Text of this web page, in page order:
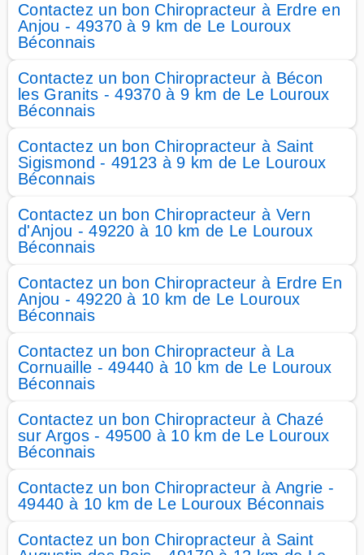
Contactez un bon Chiropracteur à Erdre en
Anjou - 49370 à 9 km de Le Louroux
Béconnais
Contactez un bon Chiropracteur à Bécon
les Granits - 49370 à 9 km de Le Louroux
Béconnais
Contactez un bon Chiropracteur à Saint
Sigismond - 49123 à 9 km de Le Louroux
Béconnais
Contactez un bon Chiropracteur à Vern
d'Anjou - 49220 à 10 km de Le Louroux
Béconnais
Contactez un bon Chiropracteur à Erdre En
Anjou - 49220 à 10 km de Le Louroux
Béconnais
Contactez un bon Chiropracteur à La
Cornuaille - 49440 à 10 km de Le Louroux
Béconnais
Contactez un bon Chiropracteur à Chazé
sur Argos - 49500 à 10 km de Le Louroux
Béconnais
Contactez un bon Chiropracteur à Angrie -
49440 à 10 km de Le Louroux Béconnais
Contactez un bon Chiropracteur à Saint